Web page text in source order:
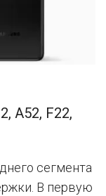
A52, F22,
сегмента
В первую